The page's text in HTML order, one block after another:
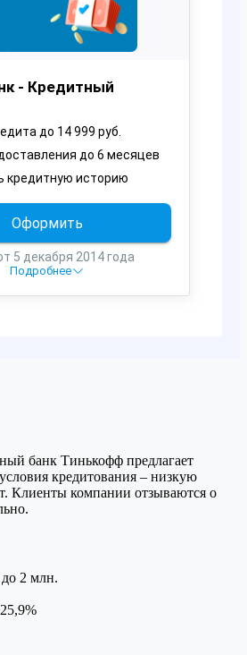
банк Тинькофф предлагает
кредитования – низкую
Клиенты компании отзываются о
2 млн.